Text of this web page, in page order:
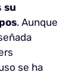
su
. Aunque
se ha